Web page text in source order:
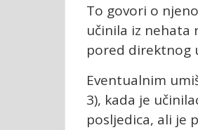
To govori o
učinila iz nehata
pored direktnog
Eventualnim
3), kada je
posljedica, ali je